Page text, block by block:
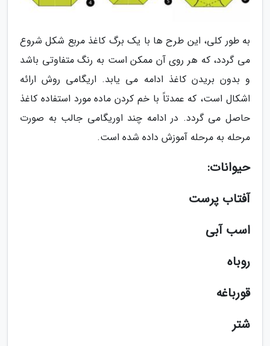
به طور کلی، این طرح ها با یک برگ کاغذ مربع شکل شروع
می گردد، که هر روی آن ممکن است به رنگ متفاوتی باشد
و بدون بریدن کاغذ ادامه می یابد. اریگامی روش ارائه
اشکال است، که عمدتاً با خم کردن ماده مورد استفاده کاغذ
حاصل می گردد. در ادامه چند اوریگامی جالب به صورت
مرحله به مرحله آموزش داده شده است.
حیوانات:
آفتاب پرست
اسب آبی
روباه
قورباغه
شتر